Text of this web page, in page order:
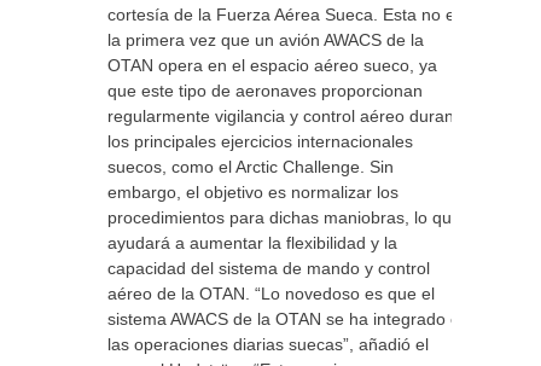
cortesía de la Fuerza Aérea Sueca. Esta no es
la primera vez que un avión AWACS de la
OTAN opera en el espacio aéreo sueco, ya
que este tipo de aeronaves proporcionan
regularmente vigilancia y control aéreo durante
los principales ejercicios internacionales
suecos, como el Arctic Challenge. Sin
embargo, el objetivo es normalizar los
procedimientos para dichas maniobras, lo que
ayudará a aumentar la flexibilidad y la
capacidad del sistema de mando y control
aéreo de la OTAN. “Lo novedoso es que el
sistema AWACS de la OTAN se ha integrado en
las operaciones diarias suecas”, añadió el